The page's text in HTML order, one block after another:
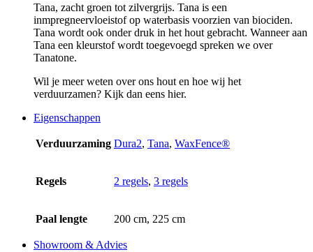
Tana, zacht groen tot zilvergrijs. Tana is een
inmpregneervloeistof op waterbasis voorzien van biociden.
Tana wordt ook onder druk in het hout gebracht. Wanneer aan
Tana een kleurstof wordt toegevoegd spreken we over
Tanatone.
Wil je meer weten over ons hout en hoe wij het
verduurzamen? Kijk dan eens hier.
Eigenschappen
Verduurzaming Dura2, Tana, WaxFence®
Regels 2 regels, 3 regels
Paal lengte 200 cm, 225 cm
Showroom & Advies